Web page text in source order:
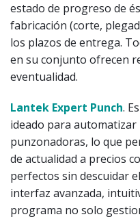
estado de progreso de
fabricación (corte,
los plazos de entrega.
en su conjunto ofrecen
eventualidad.
Lantek Expert Punch.
ideado para automatizar
punzonadoras, lo que
de actualidad a precios
perfectos sin descuidar
interfaz avanzada,
programa no solo